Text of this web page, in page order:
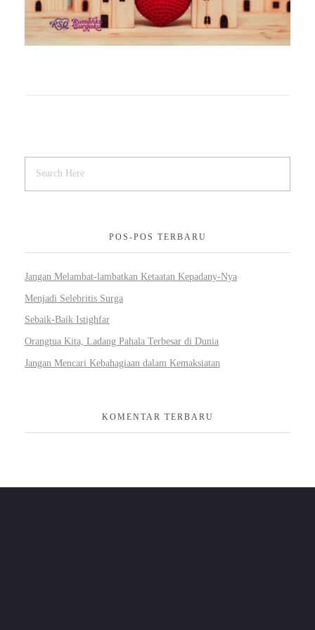
POS-POS TERBARU
Jangan Melambat-lambatkan Ketaatan Kepadany-Nya
Menjadi Selebritis Surga
Sebaik-Baik Istighfar
Orangtua Kita, Ladang Pahala Terbesar di Dunia
Jangan Mencari Kebahagiaan dalam Kemaksiatan
KOMENTAR TERBARU